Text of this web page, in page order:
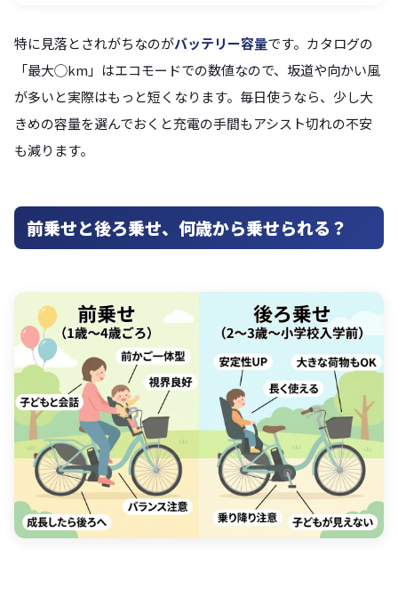
特に見落とされがちなのがバッテリー容量です。カタログの
「最大◯km」はエコモードでの数値なので、坂道や向かい風
が多いと実際はもっと短くなります。毎日使うなら、少し大
きめの容量を選んでおくと充電の手間もアシスト切れの不安
も減ります。
前乗せと後ろ乗せ、何歳から乗せられる？